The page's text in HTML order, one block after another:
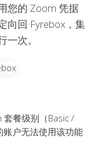
您的 Zoom 凭据
向回 Fyrebox，集
次。
餐级别（Basic /
户无法使用该功能